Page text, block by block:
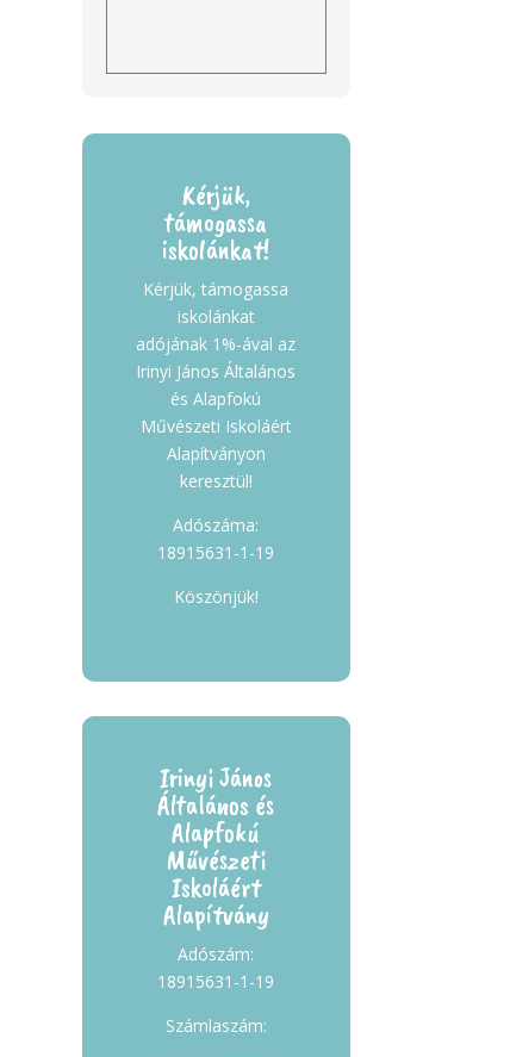
Kérjük,
támogassa
iskolánkat!
Kérjük, támogassa
iskolánkat
adójának 1%-ával az
Irinyi János Általános
és Alapfokú
Művészeti Iskoláért
Alapítványon
keresztül!
Adószáma:
18915631-1-19
Köszönjük!
Irinyi János
Általános és
Alapfokú
Művészeti
Iskoláért
Alapítvány
Adószám:
18915631-1-19
Számlaszám: